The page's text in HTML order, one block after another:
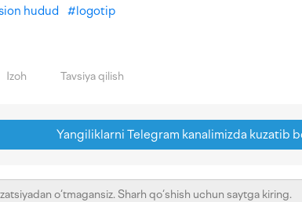
hudud #logotip
Izoh Tavsiya qilish
Yangiliklarni Telegram kanalimizda kuzatib